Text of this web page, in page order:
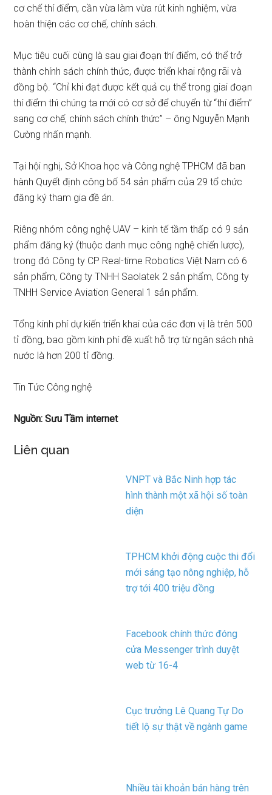
cơ chế thí điểm, cần vừa làm vừa rút kinh nghiệm, vừa
hoàn thiện các cơ chế, chính sách.
Mục tiêu cuối cùng là sau giai đoạn thí điểm, có thể trở
thành chính sách chính thức, được triển khai rộng rãi và
đồng bộ. “Chỉ khi đạt được kết quả cụ thể trong giai đoạn
thí điểm thì chúng ta mới có cơ sở để chuyển từ “thí điểm”
sang cơ chế, chính sách chính thức” – ông Nguyễn Mạnh
Cường nhấn mạnh.
Tại hội nghị, Sở Khoa học và Công nghệ TPHCM đã ban
hành Quyết định công bố 54 sản phẩm của 29 tổ chức
đăng ký tham gia đề án.
Riêng nhóm công nghệ UAV – kinh tế tầm thấp có 9 sản
phẩm đăng ký (thuộc danh mục công nghệ chiến lược),
trong đó Công ty CP Real-time Robotics Việt Nam có 6
sản phẩm, Công ty TNHH Saolatek 2 sản phẩm, Công ty
TNHH Service Aviation General 1 sản phẩm.
Tổng kinh phí dự kiến triển khai của các đơn vị là trên 500
tỉ đồng, bao gồm kinh phí đề xuất hỗ trợ từ ngân sách nhà
nước là hơn 200 tỉ đồng.
Tin Tức Công nghệ
Nguồn: Sưu Tầm internet
Liên quan
VNPT và Bắc Ninh hợp tác
hình thành một xã hội số toàn
diện
TPHCM khởi động cuộc thi đổi
mới sáng tạo nông nghiệp, hỗ
trợ tới 400 triệu đồng
Facebook chính thức đóng
cửa Messenger trình duyệt
web từ 16-4
Cục trưởng Lê Quang Tự Do
tiết lộ sự thật về ngành game
Nhiều tài khoản bán hàng trên